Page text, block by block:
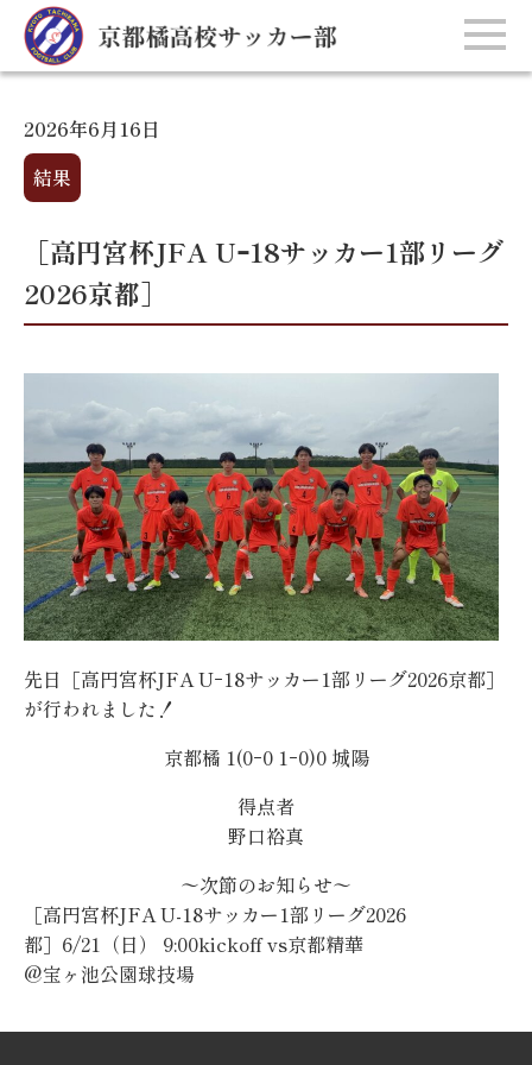
2026年6月16日
結果
［高円宮杯JFA Uｰ18サッカー1部リーグ
2026京都］
先日［高円宮杯JFA Uｰ18サッカー1部リーグ2026京都］
が行われました！
京都橘 1(0ｰ0 1ｰ0)0 城陽
得点者
野口裕真
〜次節のお知らせ〜
［高円宮杯JFA U-18サッカー1部リーグ2026
都］6/21（日） 9:00kickoff vs京都精華
@宝ヶ池公園球技場